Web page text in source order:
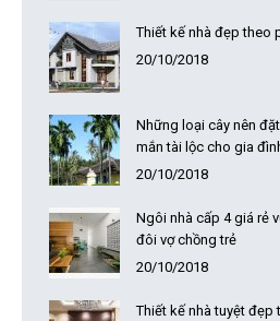
Thiết kế nhà đẹp theo
20/10/2018
Những loại cây nên
mắn tài lộc cho gia
20/10/2018
Ngôi nhà cấp 4 giá rẻ
đôi vợ chồng trẻ
20/10/2018
Thiết kế nhà tuyệt đẹp